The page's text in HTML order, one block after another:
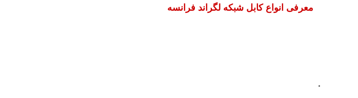
معرفی انواع کابل شبکه لگراند فرانسه